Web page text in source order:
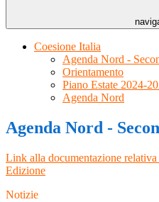
Coesione Italia
Agenda Nord -
Orientamento
Piano Estate 2024-
Agenda Nord
Agenda Nord -
Link alla documentazione
Edizione
Notizie